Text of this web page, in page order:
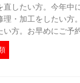
直したい方。今年中
理・加工をしたい方
い方。お早めにご